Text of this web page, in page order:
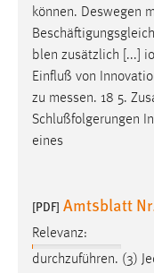
können. Deswegen
blen zusätzlich [...]
Einfluß von
zu messen. 18 5.
Schlußfolgerungen
eines
[PDF] Amtsblatt
Relevanz:
durchzuführen. (3)